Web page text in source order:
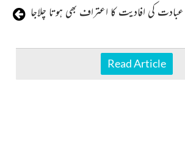
کی افادیت کا اعتراف بھی ہوتا چلاجا
Read Article